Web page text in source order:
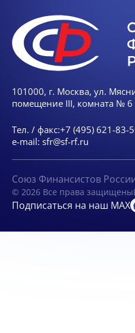
101000, г. Москва, ул.
помещение III, комната № 6
Тел. / факс:+7 (495) 621-83-
e-mail: sfr@sf-rf.ru
Союз Финансистов
© 2026 Все права защищены
Подписаться на наш MAX